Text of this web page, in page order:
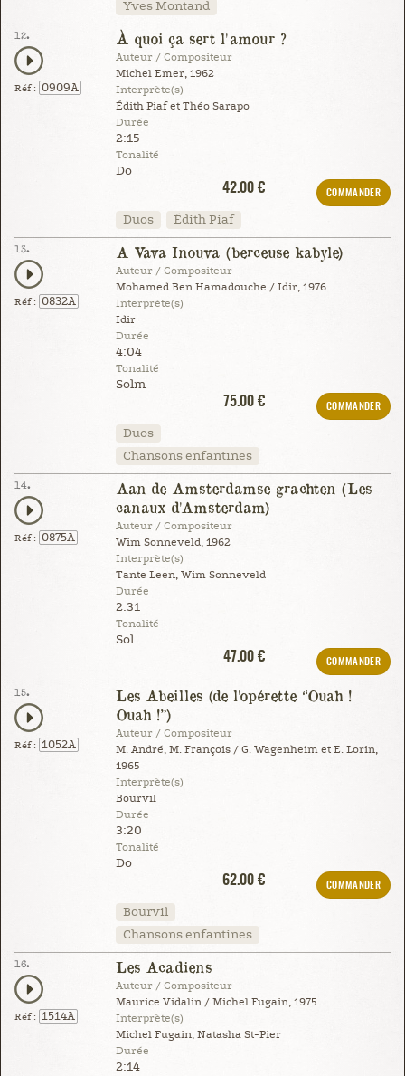
Yves Montand
12.
Réf : 0909A
À quoi ça sert l'amour ?
Auteur / Compositeur
Michel Emer, 1962
Interprète(s)
Édith Piaf et Théo Sarapo
Durée
2:15
Tonalité
Do
42.00 €
COMMANDER
Duos Édith Piaf
13.
Réf : 0832A
A Vava Inouva (berceuse kabyle)
Auteur / Compositeur
Mohamed Ben Hamadouche / Idir, 1976
Interprète(s)
Idir
Durée
4:04
Tonalité
Solm
75.00 €
COMMANDER
Duos
Chansons enfantines
14.
Réf : 0875A
Aan de Amsterdamse grachten (Les
canaux d'Amsterdam)
Auteur / Compositeur
Wim Sonneveld, 1962
Interprète(s)
Tante Leen, Wim Sonneveld
Durée
2:31
Tonalité
Sol
47.00 €
COMMANDER
15.
Réf : 1052A
Les Abeilles (de l'opérette “Ouah !
Ouah !”)
Auteur / Compositeur
M. André, M. François / G. Wagenheim et E. Lorin,
1965
Interprète(s)
Bourvil
Durée
3:20
Tonalité
Do
62.00 €
COMMANDER
Bourvil
Chansons enfantines
16.
Réf : 1514A
Les Acadiens
Auteur / Compositeur
Maurice Vidalin / Michel Fugain, 1975
Interprète(s)
Michel Fugain, Natasha St-Pier
Durée
2:14